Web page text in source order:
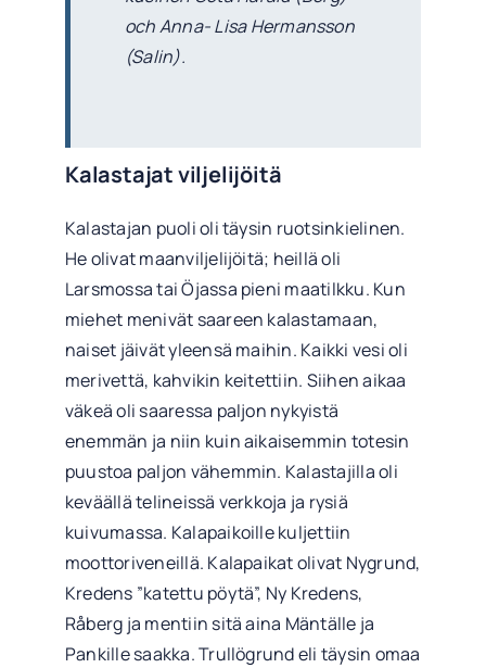
och Anna- Lisa Hermansson
(Salin).
Kalastajat viljelijöitä
Kalastajan puoli oli täysin ruotsinkielinen.
He olivat maanviljelijöitä; heillä oli
Larsmossa tai Öjassa pieni maatilkku. Kun
miehet menivät saareen kalastamaan,
naiset jäivät yleensä maihin. Kaikki vesi oli
merivettä, kahvikin keitettiin. Siihen aikaa
väkeä oli saaressa paljon nykyistä
enemmän ja niin kuin aikaisemmin totesin
puustoa paljon vähemmin. Kalastajilla oli
keväällä telineissä verkkoja ja rysiä
kuivumassa. Kalapaikoille kuljettiin
moottoriveneillä. Kalapaikat olivat Nygrund,
Kredens ”katettu pöytä”, Ny Kredens,
Råberg ja mentiin sitä aina Mäntälle ja
Pankille saakka. Trullögrund eli täysin omaa